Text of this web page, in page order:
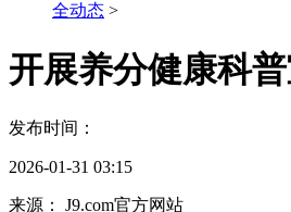
全动态 >
开展养分健康科
发布时间：
2026-01-31 03:15
来源： J9.com官方网站